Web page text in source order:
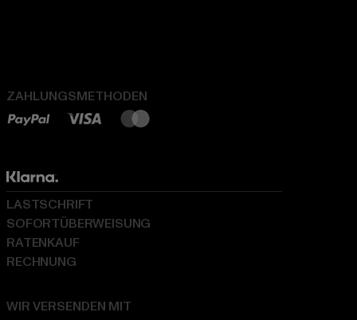
ZAHLUNGSMETHODEN
WIR VERSENDEN MIT
LASTSCHRIFT
SOFORTÜBERWEISUNG
RATENKAUF
RECHNUNG